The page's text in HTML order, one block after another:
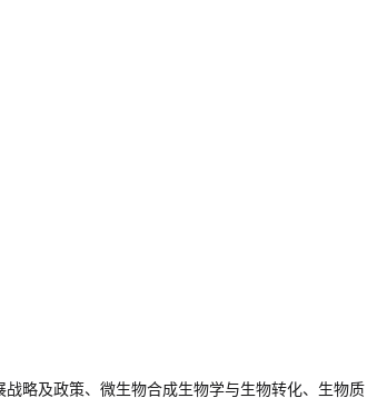
略及政策、微生物合成生物学与生物转化、生物质